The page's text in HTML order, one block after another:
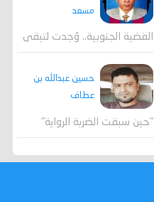
مسعد
القضية الجنوبية.. وُجدت لتبقى
حسين عبدالله بن
عطاف
"حين سبقت الضربة الرواية"